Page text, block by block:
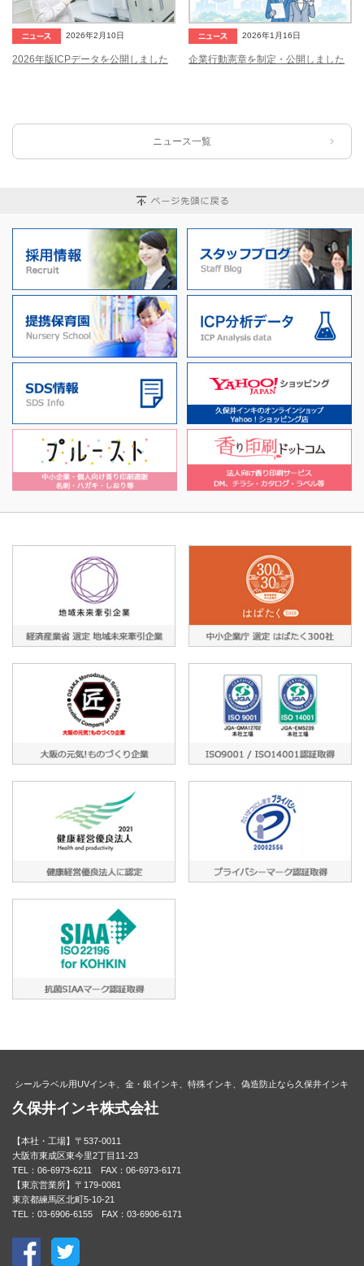
2026年2月10日
2026年版ICPデータを公開しました
2026年1月16日
企業行動憲章を制定・公開しました
ニュース一覧
シールラベル用UVインキ、金・銀インキ、特殊インキ、偽造防止なら久保井インキ
久保井インキ株式会社
【本社・工場】〒537-0011
大阪市東成区東今里2丁目11-23
TEL：06-6973-6211 FAX：06-6973-6171
【東京営業所】〒179-0081
東京都練馬区北町5-10-21
TEL：03-6906-6155 FAX：03-6906-6171